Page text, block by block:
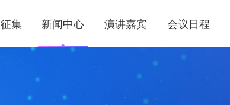
征集 新闻中心 演讲嘉宾 会议日程